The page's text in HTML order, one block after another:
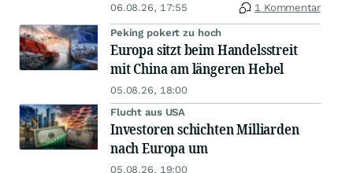
06.08.26, 17:55 1 Kommentar
Peking pokert zu hoch
Europa sitzt beim Handelsstreit
mit China am längeren Hebel
05.08.26, 18:00
Flucht aus USA
Investoren schichten Milliarden
nach Europa um
05.08.26, 19:00